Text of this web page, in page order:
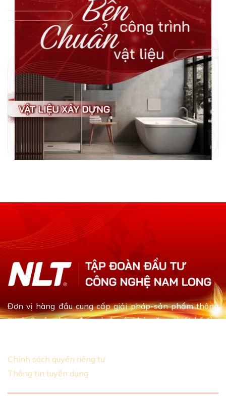
Đơn vị hàng đầu cung cấp giải pháp-sản phẩm thông
minh & xây dựng đa ngành với khả năng thiết kế tùy
Chính sách quyền riêng tư
Thông tin tuyển dụng